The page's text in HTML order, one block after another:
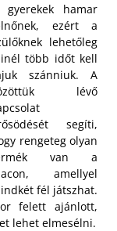
gyerekek hamar
ezért a
lehetőleg
több időt kell
szánniuk. A
lévő
segíti,
rengeteg olyan
van a
amellyel
fél játszhat.
felett ajánlott,
lehet elmesélni.